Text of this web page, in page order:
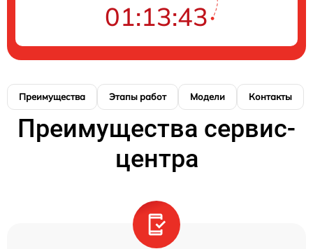
01:13:41
Преимущества Этапы работ Модели Контакты
Преимущества сервис-
центра